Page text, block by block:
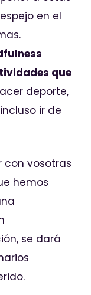
en el
que
deporte,
ir de
con vosotras
hemos
se dará